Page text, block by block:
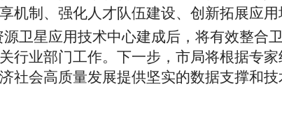
机制、强化人才队伍建设、创新拓展应
卫星应用技术中心建成后，将有效整合
行业部门工作。下一步，市局将根据专
社会高质量发展提供坚实的数据支撑和技